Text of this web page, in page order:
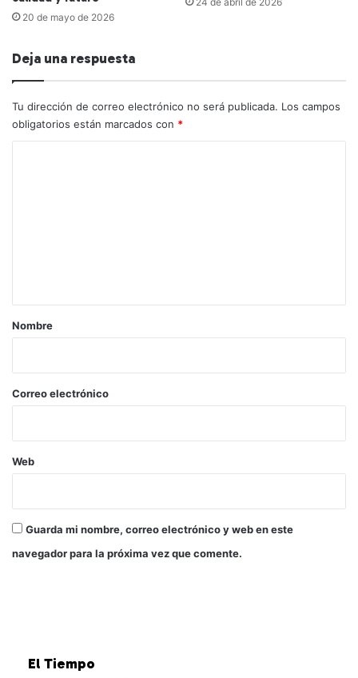
20 de mayo de 2026
Deja una respuesta
Tu dirección de correo electrónico no será publicada. Los campos
obligatorios están marcados con *
r
*
Nombre
Correo electrónico
Web
Guarda mi nombre, correo electrónico y web en este
navegador para la próxima vez que comente.
El Tiempo